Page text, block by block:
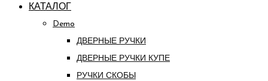
КАТАЛОГ
Demo
ДВЕРНЫЕ РУЧКИ
ДВЕРНЫЕ РУЧКИ КУПЕ
РУЧКИ СКОБЫ